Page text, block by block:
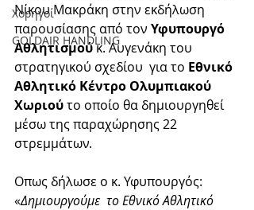
Χορηγοί
GOLDAIR HANDLING
Νίκου Μακράκη στην εκδήλωση
παρουσίασης από τον Υφυπουργό
Αθλητισμού κ. Αυγενάκη του
στρατηγικού σχεδίου  για το Εθνικό
Αθλητικό Κέντρο Ολυμπιακού
Χωριού το οποίο θα δημιουργηθεί
μέσω της παραχώρησης 22
στρεμμάτων.
Οπως δήλωσε ο κ. Υφυπουργός:
«Δημιουργούμε  το Εθνικό Αθλητικό